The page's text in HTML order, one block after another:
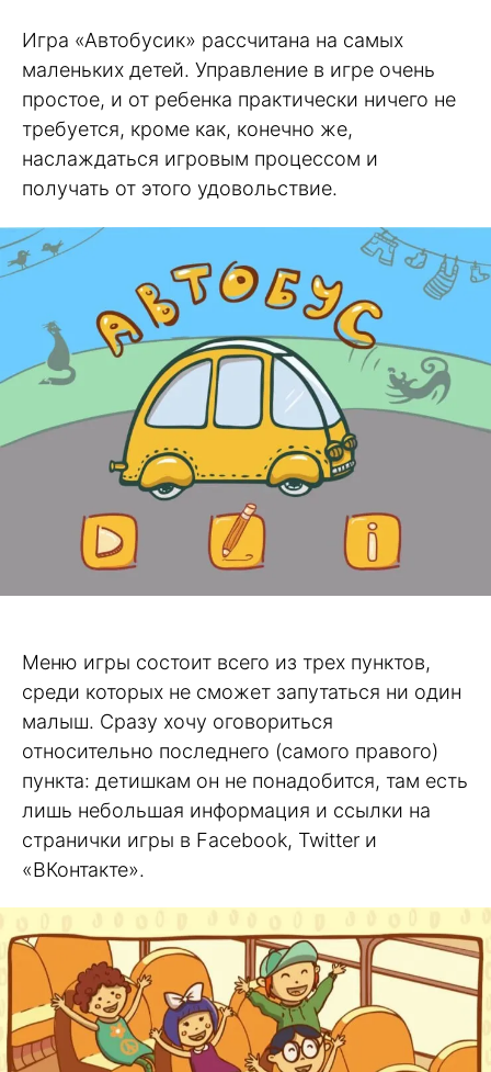
Игра «Автобусик» рассчитана на самых
маленьких детей. Управление в игре очень
простое, и от ребенка практически ничего не
требуется, кроме как, конечно же,
наслаждаться игровым процессом и
получать от этого удовольствие.
Меню игры состоит всего из трех пунктов,
среди которых не сможет запутаться ни один
малыш. Сразу хочу оговориться
относительно последнего (самого правого)
пункта: детишкам он не понадобится, там есть
лишь небольшая информация и ссылки на
странички игры в Facebook, Twitter и
«ВКонтакте».